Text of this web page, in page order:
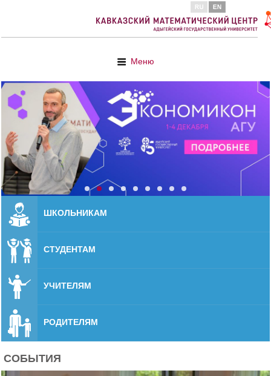
Меню
ШКОЛЬНИКАМ
СТУДЕНТАМ
УЧИТЕЛЯМ
РОДИТЕЛЯМ
СОБЫТИЯ